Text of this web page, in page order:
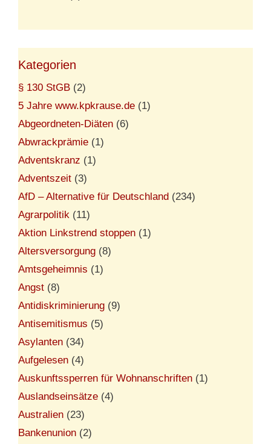
Kategorien
§ 130 StGB (2)
5 Jahre www.kpkrause.de (1)
Abgeordneten-Diäten (6)
Abwrackprämie (1)
Adventskranz (1)
Adventszeit (3)
AfD – Alternative für Deutschland (234)
Agrarpolitik (11)
Aktion Linkstrend stoppen (1)
Altersversorgung (8)
Amtsgeheimnis (1)
Angst (8)
Antidiskriminierung (9)
Antisemitismus (5)
Asylanten (34)
Aufgelesen (4)
Auskunftssperren für Wohnanschriften (1)
Auslandseinsätze (4)
Australien (23)
Bankenunion (2)